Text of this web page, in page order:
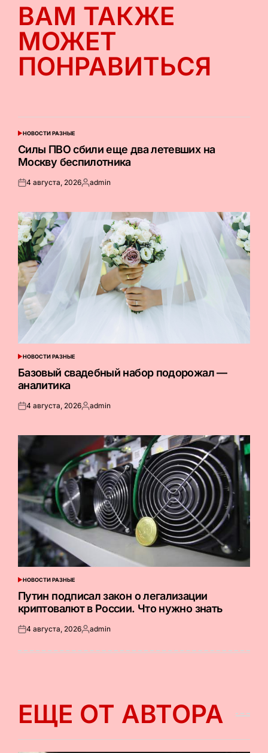
ВАМ ТАКЖЕ
МОЖЕТ
ПОНРАВИТЬСЯ
ОПУБЛИКОВАНО
НОВОСТИ РАЗНЫЕ
Силы ПВО сбили еще два летевших на
Москву беспилотника
Опубликовано
4 августа, 2026Запись
admin
ОПУБЛИКОВАНО
В
НОВОСТИ РАЗНЫЕ
Базовый свадебный набор подорожал —
аналитика
Опубликовано
4 августа, 2026Запись
admin
ОПУБЛИКОВАНО
В
НОВОСТИ РАЗНЫЕ
Путин подписал закон о легализации
криптовалют в России. Что нужно знать
Опубликовано
4 августа, 2026Запись
admin
ЕЩЕ ОТ АВТОРА